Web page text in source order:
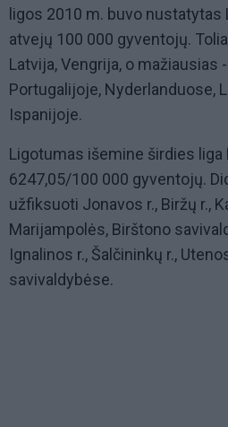
ligos 2010 m. buvo nustatytas
atvejų 100 000 gyventojų.
Latvija, Vengrija, o mažiausias
Portugalijoje, Nyderlanduose,
Ispanijoje.
Ligotumas išemine širdies
6247,05/100 000 gyventojų.
užfiksuoti Jonavos r., Biržų r.,
Marijampolės, Birštono
Ignalinos r., Šalčininkų r.,
savivaldybėse.